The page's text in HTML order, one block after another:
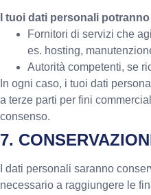
I tuoi dati personali
Fornitori di servizi che
es. hosting,
Autorità competenti, se
In ogni caso, i tuoi dati
a terze parti per fini
consenso.
7.
I dati personali saranno
necessario a raggiungere le